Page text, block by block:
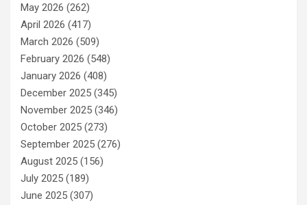
May 2026 (262)
April 2026 (417)
March 2026 (509)
February 2026 (548)
January 2026 (408)
December 2025 (345)
November 2025 (346)
October 2025 (273)
September 2025 (276)
August 2025 (156)
July 2025 (189)
June 2025 (307)